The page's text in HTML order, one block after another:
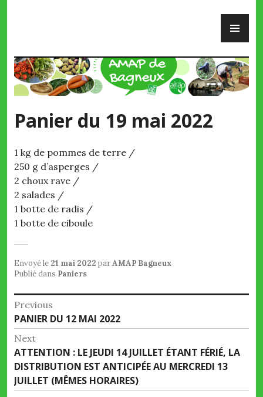
Panier du 19 mai 2022
1 kg de pommes de terre /
250 g d’asperges /
2 choux rave /
2 salades /
1 botte de radis /
1 botte de ciboule
Envoyé le 21 mai 2022 parAMAP Bagneux
Publié dans Paniers
Navigation
de
l’article
Previous
Previous
post:
PANIER DU 12 MAI 2022
Next
Next
post:
ATTENTION : LE JEUDI 14 JUILLET ÉTANT FÉRIÉ, LA
DISTRIBUTION EST ANTICIPÉE AU MERCREDI 13
JUILLET (MÊMES HORAIRES)